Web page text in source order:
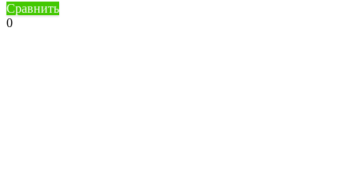
Сравнить
0